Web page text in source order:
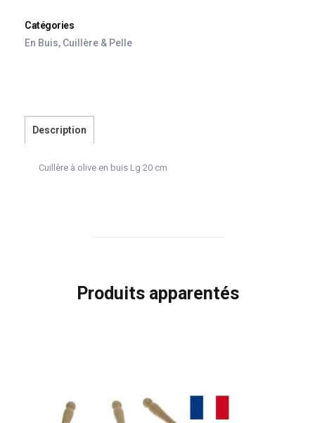
Catégories
En Buis, Cuillère & Pelle
Description
Cuillère à olive en buis Lg 20 cm
Produits apparentés